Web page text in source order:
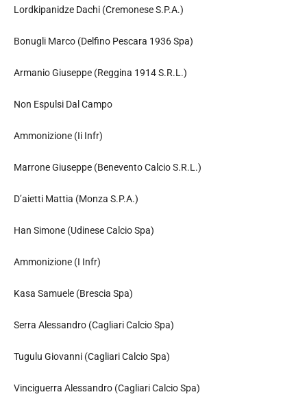
Lordkipanidze Dachi (Cremonese S.P.A.)
Bonugli Marco (Delfino Pescara 1936 Spa)
Armanio Giuseppe (Reggina 1914 S.R.L.)
Non Espulsi Dal Campo
Ammonizione (Ii Infr)
Marrone Giuseppe (Benevento Calcio S.R.L.)
D’aietti Mattia (Monza S.P.A.)
Han Simone (Udinese Calcio Spa)
Ammonizione (I Infr)
Kasa Samuele (Brescia Spa)
Serra Alessandro (Cagliari Calcio Spa)
Tugulu Giovanni (Cagliari Calcio Spa)
Vinciguerra Alessandro (Cagliari Calcio Spa)